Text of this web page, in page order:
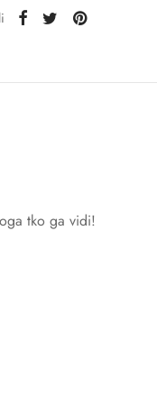
tko ga vidi!